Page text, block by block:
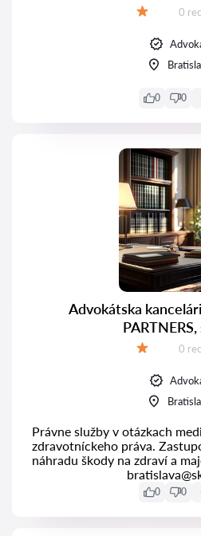
0
0 0
Advokátska
PARTNERS,
0
Právne služby v otázkach
zdravotníckeho práva.
náhradu škody na zdraví a
0 0